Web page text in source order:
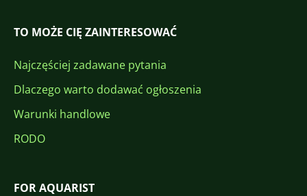
TO MOŻE CIĘ ZAINTERESOWAĆ
Najczęściej zadawane pytania
Dlaczego warto dodawać ogłoszenia
Warunki handlowe
RODO
FOR AQUARIST